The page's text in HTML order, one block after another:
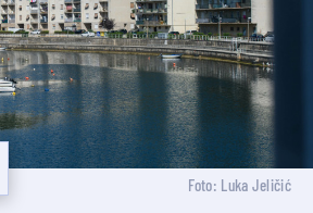
Foto: Luka Jeličić